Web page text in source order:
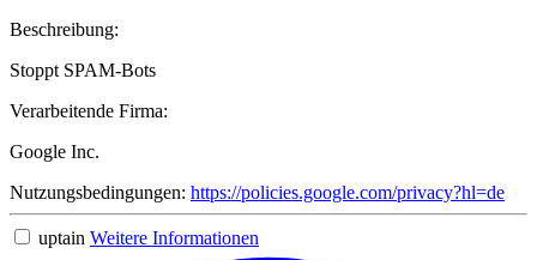
Beschreibung:
Stoppt SPAM-Bots
Verarbeitende Firma:
Google Inc.
Nutzungsbedingungen: https://policies.google.com/privacy?hl=de
uptain Weitere Informationen